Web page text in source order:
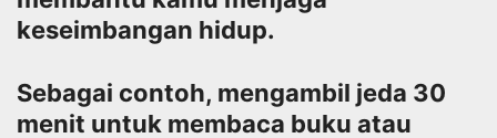
keseimbangan hidup.
Sebagai contoh, mengambil jeda 30
menit untuk membaca buku atau